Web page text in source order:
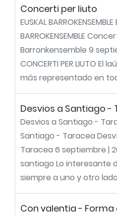
Concerti per liuto
EUSKAL BARROKENSEMBLE
BARROKENSEMBLE
Barronkensemble 9
CONCERTI PER LIUTO El
más representado en
Desvios a Santiago -
Desvios a Santiago -
Santiago - Taracea
Taracea 6 septiembre |
santiago Lo interesante
siempre a uno y otro
Con valentia -